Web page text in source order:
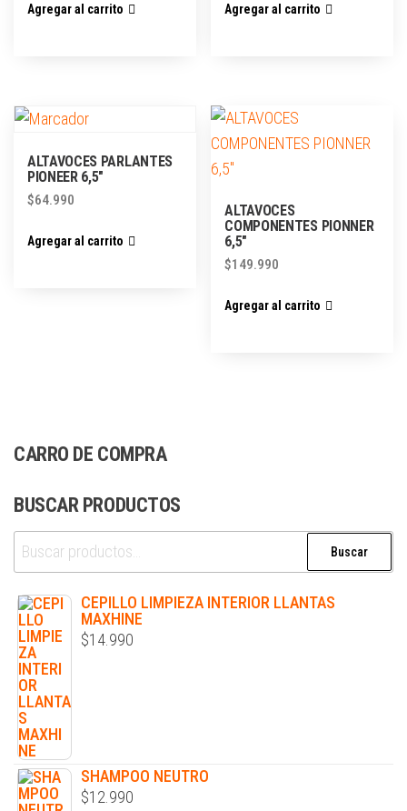
Agregar al carrito Agregar al carrito
ALTAVOCES PARLANTES
PIONEER 6,5″
$64.990
Agregar al carrito
ALTAVOCES
COMPONENTES PIONNER
6,5″
$149.990
Agregar al carrito
CARRO DE COMPRA
BUSCAR PRODUCTOS
Buscar
CEPILLO LIMPIEZA INTERIOR LLANTAS
MAXHINE
$14.990
SHAMPOO NEUTRO
$12.990